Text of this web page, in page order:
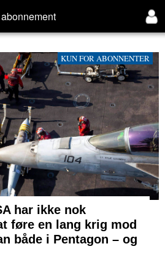
KUN FOR ABONNENTER
har ikke nok
føre en lang krig mod
både i Pentagon – og